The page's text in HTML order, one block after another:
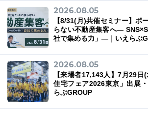
03-6689-
2026.08.05
【8/31(月)共催セミナー】ポ
らない不動産集客へ―
社で集める力」―｜いえらぶ
2026.08.05
【来場者17,143人】7月29
住宅フェア2026東京」出展
らぶGROUP